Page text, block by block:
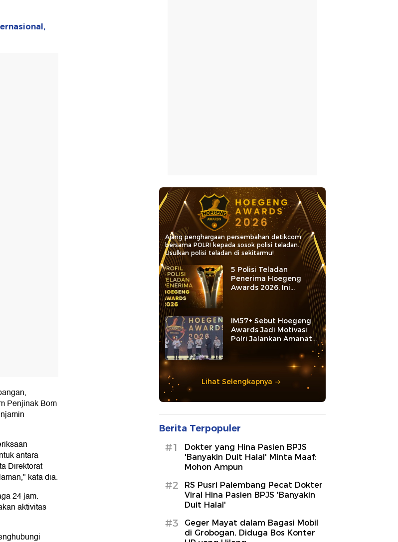
Penjinak Bom
antara
Direktorat
kata dia.
24 jam.
aktivitas
Ajang penghargaan persembahan detikcom
bersama POLRI kepada sosok polisi teladan.
Usulkan polisi teladan di sekitarmu!
5 Polisi Teladan
Penerima Hoegeng
Awards 2026, Ini
Kategori dan Kiprahnya
IM57+ Sebut Hoegeng
Awards Jadi Motivasi
Polri Jalankan Amanat
Lihat Selengkapnya
Berita Terpopuler
#1
Dokter yang Hina Pasien BPJS
'Banyakin Duit Halal' Minta Maaf:
Mohon Ampun
#2
RS Pusri Palembang Pecat Dokter
Viral Hina Pasien BPJS 'Banyakin
Duit Halal'
#3
Geger Mayat dalam Bagasi Mobil
di Grobogan, Diduga Bos Konter